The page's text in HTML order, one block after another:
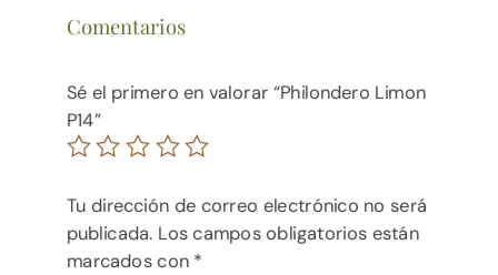
Comentarios
Sé el primero en valorar “Philondero Limon
P14”
Tu dirección de correo electrónico no será
publicada. Los campos obligatorios están
marcados con *